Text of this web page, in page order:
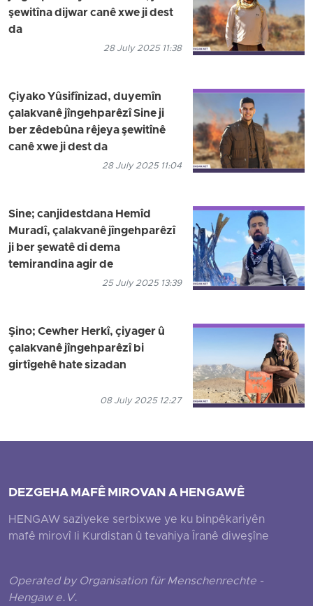
şewitîna dijwar canê xwe ji dest
da
28 July 2025 11:38
Çiyako Yûsifînizad, duyemîn
çalakvanê jîngehparêzî Sine ji
ber zêdebûna rêjeya şewitînê
canê xwe ji dest da
28 July 2025 11:04
Sine; canjidestdana Hemîd
Muradî, çalakvanê jîngehparêzî
ji ber şewatê di dema
temirandina agir de
25 July 2025 13:39
Şino; Cewher Herkî, çiyager û
çalakvanê jîngehparêzî bi
girtîgehê hate sizadan
08 July 2025 12:27
DEZGEHA MAFÊ MIROVAN A HENGAWÊ
HENGAW saziyeke serbixwe ye ku binpêkariyên
mafê mirovî li Kurdistan û tevahiya Îranê diweşîne
Operated by Organisation für Menschenrechte -
Hengaw e.V.